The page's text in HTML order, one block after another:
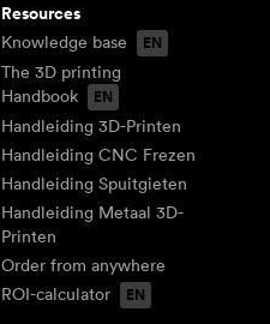
Resources
Knowledge base
The 3D printing
Handbook
Handleiding 3D-Printen
Handleiding CNC Frezen
Handleiding Spuitgieten
Handleiding Metaal 3D-
Printen
Order from anywhere
ROI-calculator